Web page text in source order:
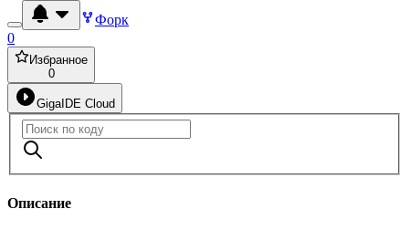
Форк
0
Избранное
0
GigaIDE Cloud
Описание